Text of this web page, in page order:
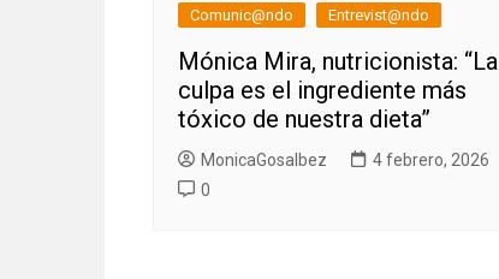
Comunic@ndo Entrevist@ndo
Mónica Mira, nutricionista: “La
culpa es el ingrediente más
tóxico de nuestra dieta”
MonicaGosalbez
4 febrero, 2026
0